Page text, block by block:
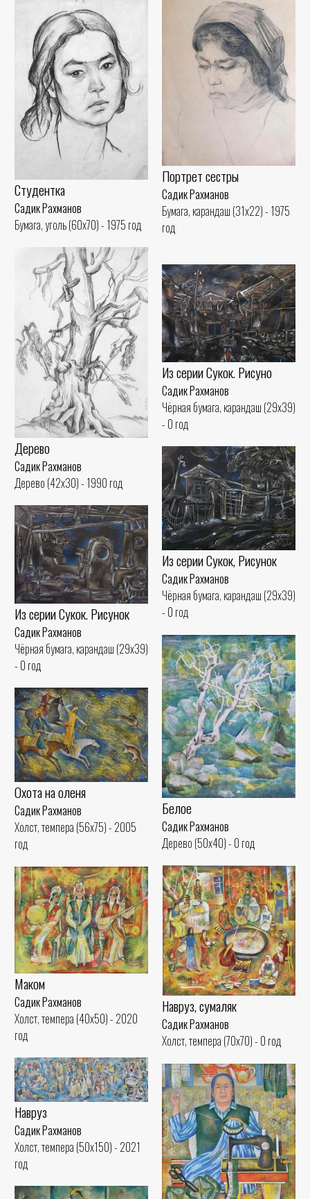
Портрет сестры
Садик Рахманов
Бумага, карандаш (31x22) - 1975
год
Студентка
Садик Рахманов
Бумага, уголь (60x70) - 1975 год
Дерево
Садик Рахманов
Дерево (42x30) - 1990 год
Из серии Сукок. Рисуно
Садик Рахманов
Чёрная бумага, карандаш (29x39)
- 0 год
Из серии Сукок, Рисунок
Садик Рахманов
Чёрная бумага, карандаш (29x39)
- 0 год
Из серии Сукок. Рисунок
Садик Рахманов
Чёрная бумага, карандаш (29x39)
- 0 год
Белое
Садик Рахманов
Дерево (50x40) - 0 год
Охота на оленя
Садик Рахманов
Холст, темпера (56x75) - 2005
год
Навруз, сумаляк
Садик Рахманов
Холст, темпера (70x70) - 0 год
Маком
Садик Рахманов
Холст, темпера (40x50) - 2020
год
Навруз
Садик Рахманов
Холст, темпера (50x150) - 2021
год